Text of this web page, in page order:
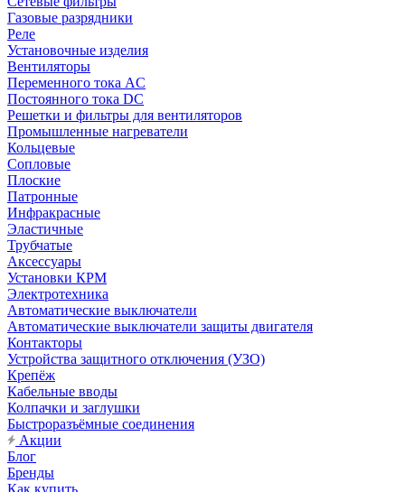
Газовые разрядники
Реле
Установочные изделия
Вентиляторы
Переменного тока AC
Постоянного тока DC
Решетки и фильтры для вентиляторов
Промышленные нагреватели
Кольцевые
Сопловые
Плоские
Патронные
Инфракрасные
Эластичные
Трубчатые
Аксессуары
Установки КРМ
Электротехника
Автоматические выключатели
Автоматические выключатели защиты двигателя
Контакторы
Устройства защитного отключения (УЗО)
Крепёж
Кабельные вводы
Колпачки и заглушки
Быстроразъёмные соединения
Акции
Блог
Бренды
Как купить